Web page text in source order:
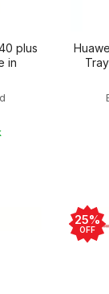
plus
in
25%
OFF